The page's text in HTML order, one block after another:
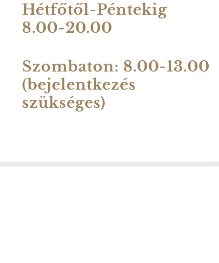
Hétfőtől-Péntekig
8.00-20.00
Szombaton: 8.00-13.00
(bejelentkezés
szükséges)